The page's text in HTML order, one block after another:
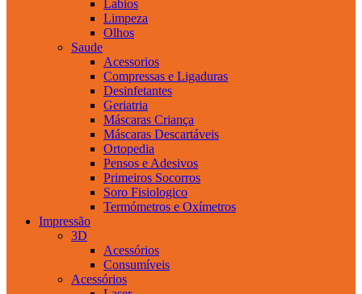
Labios
Limpeza
Olhos
Saude
Acessorios
Compressas e Ligaduras
Desinfetantes
Geriatria
Máscaras Criança
Máscaras Descartáveis
Ortopedia
Pensos e Adesivos
Primeiros Socorros
Soro Fisiologico
Termómetros e Oxímetros
Impressão
3D
Acessórios
Consumíveis
Acessórios